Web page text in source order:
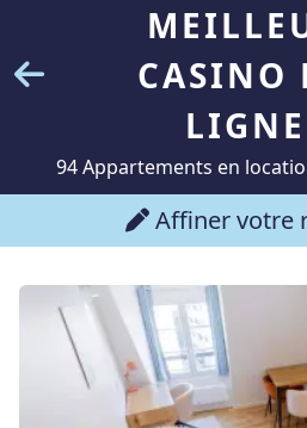
CASINO
LIGNE
94 Appartements en
Affiner votre